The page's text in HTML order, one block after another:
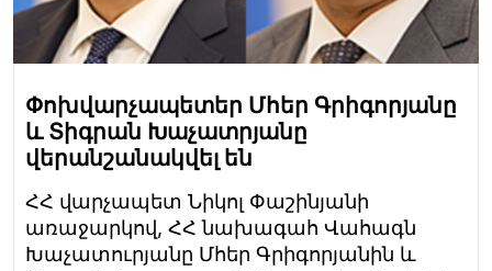
Փոխվարչապետեր Մհեր Գրիգորյանը
և Տիգրան Խաչատրյանը
վերանշանակվել են
ՀՀ վարչապետ Նիկոլ Փաշինյանի
առաջարկով, ՀՀ նախագահ Վահագն
Խաչատուրյանը Մհեր Գրիգորյանին և